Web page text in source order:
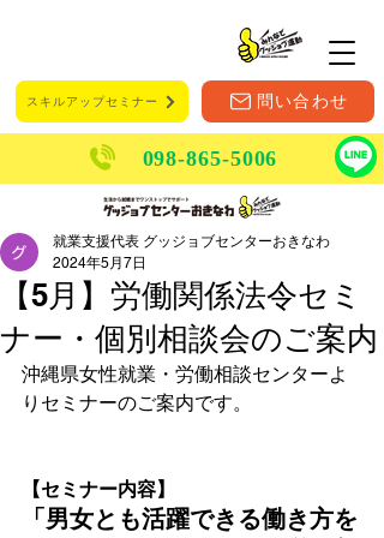
スキルアップセミナー 問い合わせ
098-865-5006
【5月】労働関係法令セミ
ナー・個別相談会のご案内
就業支援代表 グッジョブセンターおきなわ
2024年5月7日
沖縄県女性就業・労働相談センターよ
りセミナーのご案内です。
【セミナー内容】
「男女とも活躍できる働き方を